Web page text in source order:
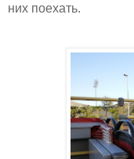
них поехать.